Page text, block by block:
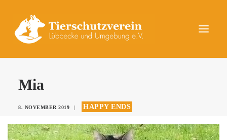
UNSERE TIERE
HELFEN
Mia
8. NOVEMBER 2019 | HAPPY ENDS